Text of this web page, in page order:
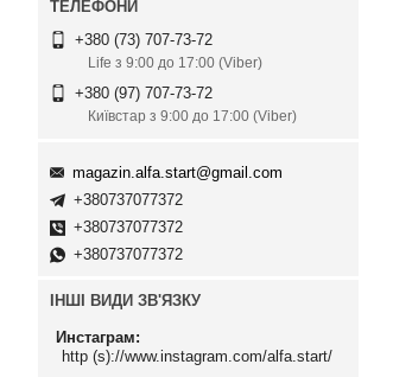
+380 (73) 707-73-72
Life з 9:00 до 17:00 (Viber)
+380 (97) 707-73-72
Київстар з 9:00 до 17:00 (Viber)
magazin.alfa.start@gmail.com
+380737077372
+380737077372
+380737077372
ІНШІ ВИДИ ЗВ'ЯЗКУ
Инстаграм
http (s)://www.instagram.com/alfa.start/